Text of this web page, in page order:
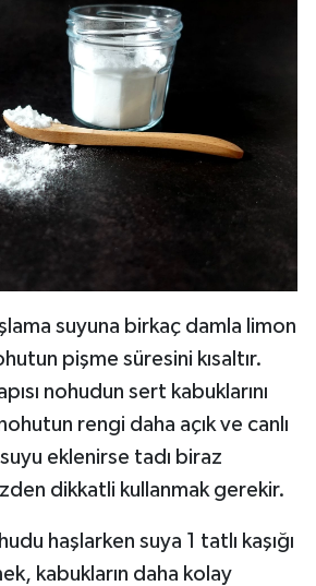
suyuna birkaç damla limon
pişme süresini kısaltır.
nohudun sert kabuklarını
rengi daha açık ve canlı
eklenirse tadı biraz
dikkatli kullanmak gerekir.
haşlarken suya 1 tatlı kaşığı
kabukların daha kolay